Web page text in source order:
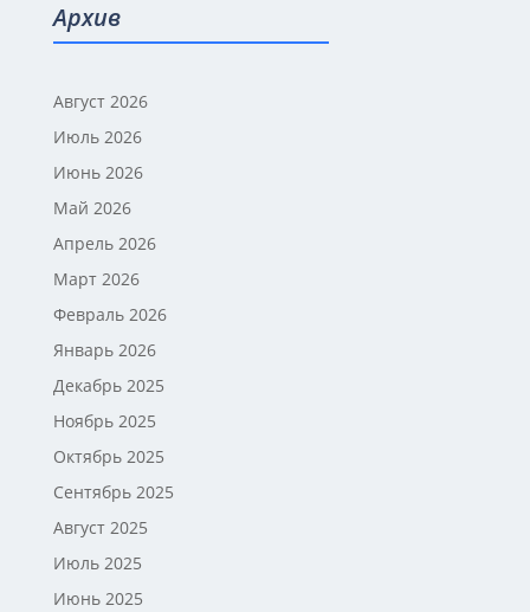
Архив
Август 2026
Июль 2026
Июнь 2026
Май 2026
Апрель 2026
Март 2026
Февраль 2026
Январь 2026
Декабрь 2025
Ноябрь 2025
Октябрь 2025
Сентябрь 2025
Август 2025
Июль 2025
Июнь 2025